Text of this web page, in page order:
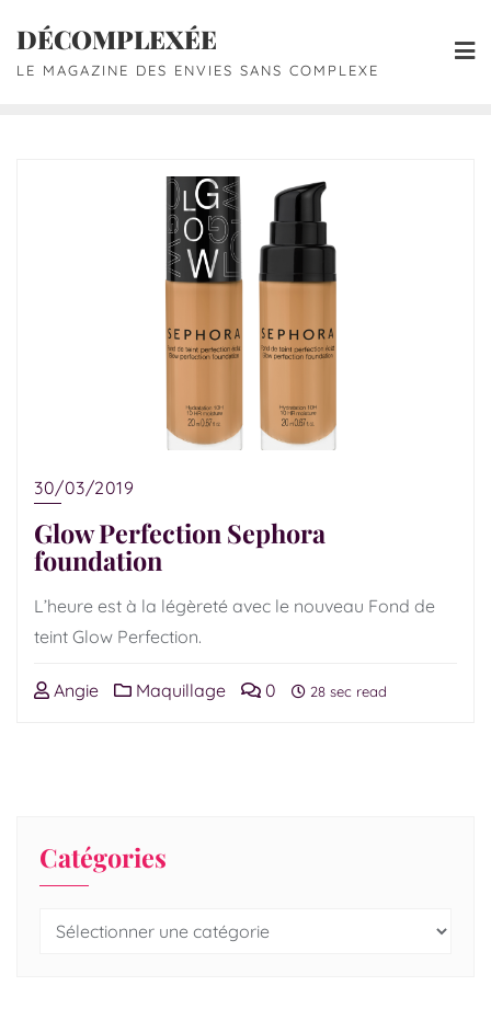
DÉCOMPLEXÉE
LE MAGAZINE DES ENVIES SANS COMPLEXE
30/03/2019
Glow Perfection Sephora
foundation
L’heure est à la légèreté avec le nouveau Fond de
teint Glow Perfection.
Angie Maquillage 0 28 sec read
Catégories